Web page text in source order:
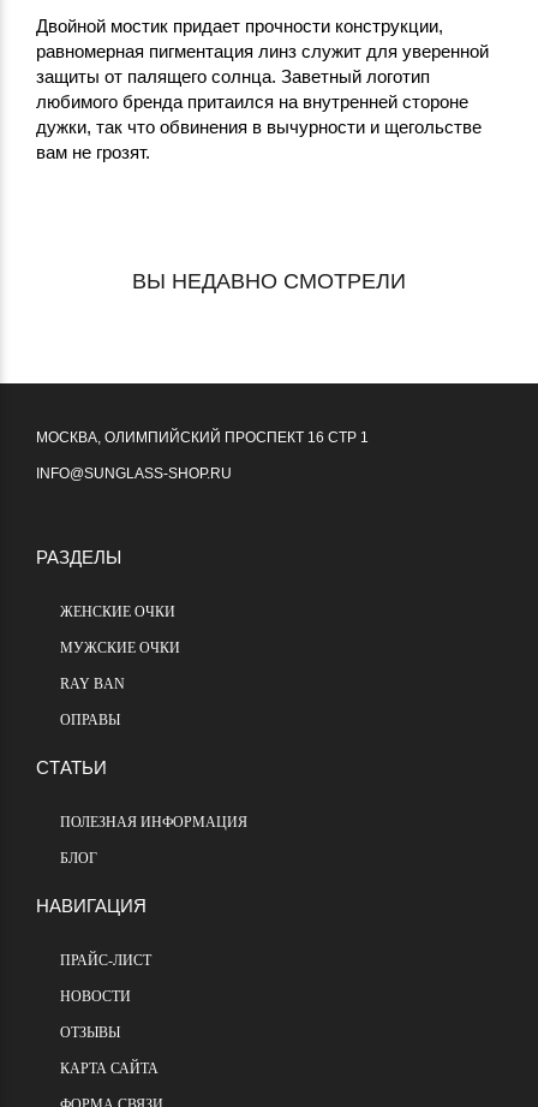
Двойной мостик придает прочности конструкции,
равномерная пигментация линз служит для уверенной
защиты от палящего солнца. Заветный логотип
любимого бренда притаился на внутренней стороне
дужки, так что обвинения в вычурности и щегольстве
вам не грозят.
ВЫ НЕДАВНО СМОТРЕЛИ
МОСКВА, ОЛИМПИЙСКИЙ ПРОСПЕКТ 16 СТР 1
INFO@SUNGLASS-SHOP.RU
РАЗДЕЛЫ
ЖЕНСКИЕ ОЧКИ
МУЖСКИЕ ОЧКИ
RAY BAN
ОПРАВЫ
СТАТЬИ
ПОЛЕЗНАЯ ИНФОРМАЦИЯ
БЛОГ
НАВИГАЦИЯ
ПРАЙС-ЛИСТ
НОВОСТИ
ОТЗЫВЫ
КАРТА САЙТА